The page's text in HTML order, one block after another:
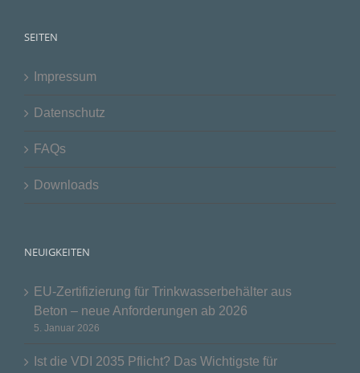
SEITEN
Impressum
Datenschutz
FAQs
Downloads
NEUIGKEITEN
EU-Zertifizierung für Trinkwasserbehälter aus
Beton – neue Anforderungen ab 2026
5. Januar 2026
Ist die VDI 2035 Pflicht? Das Wichtigste für